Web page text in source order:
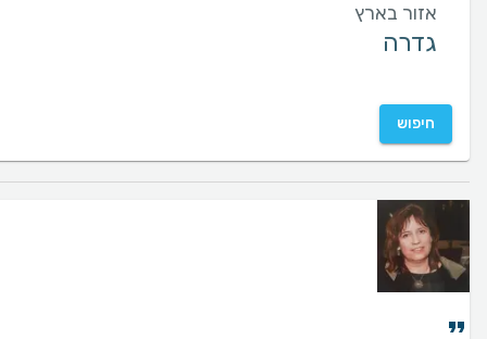
אזור בארץ
חיפוש